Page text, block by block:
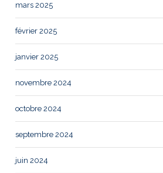
mars 2025
février 2025
janvier 2025
novembre 2024
octobre 2024
septembre 2024
juin 2024